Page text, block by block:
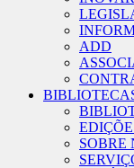
ADD
SOBRE